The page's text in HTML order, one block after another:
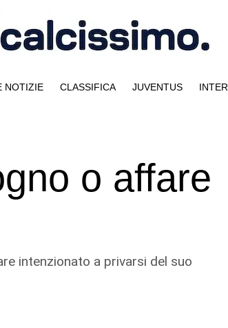
NOTIZIE CLASSIFICA JUVENTUS INTER
o affare
intenzionato a privarsi del suo